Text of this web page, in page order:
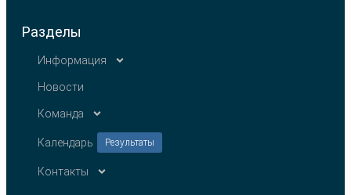
Разделы
Информация
Новости
Команда
Календарь Результаты
Контакты